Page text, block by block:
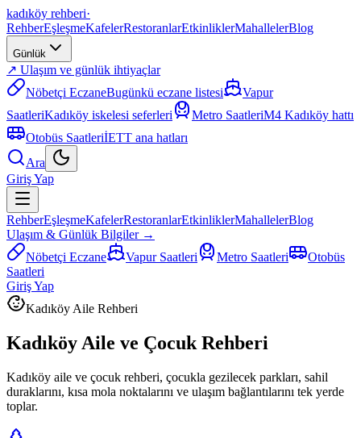
kadıköy rehberi·
RehberEşleşmeKafelerRestoranlarEtkinliklerMahallelerBlog
Günlük
↗ Ulaşım ve günlük ihtiyaçlar
Nöbetçi EczaneBugünkü eczane listesi
Vapur
SaatleriKadıköy iskelesi seferleri Metro SaatleriM4 Kadıköy hattı
Otobüs SaatleriİETT ana hatları
Ara
Giriş Yap
RehberEşleşmeKafelerRestoranlarEtkinliklerMahallelerBlog
Ulaşım & Günlük Bilgiler →
Nöbetçi Eczane
Vapur Saatleri Metro Saatleri
Otobüs
Saatleri
Giriş Yap
Kadıköy Aile Rehberi
Kadıköy Aile ve Çocuk Rehberi
Kadıköy aile ve çocuk rehberi, çocukla gezilecek parkları, sahil
duraklarını, kısa mola noktalarını ve ulaşım bağlantılarını tek yerde
toplar.